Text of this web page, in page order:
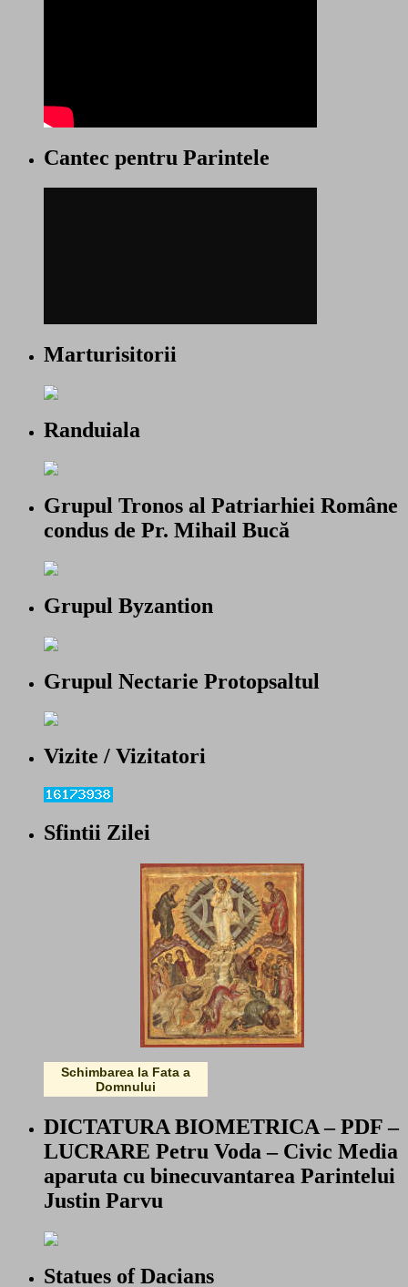
Cantec pentru Parintele
Marturisitorii
Randuiala
Grupul Tronos al Patriarhiei Române
condus de Pr. Mihail Bucă
Grupul Byzantion
Grupul Nectarie Protopsaltul
Vizite / Vizitatori
Sfintii Zilei
Schimbarea la Fata a
Domnului
DICTATURA BIOMETRICA – PDF –
LUCRARE Petru Voda – Civic Media
aparuta cu binecuvantarea Parintelui
Justin Parvu
Statues of Dacians